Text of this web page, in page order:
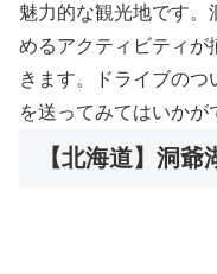
魅力的な観光地です。
めるアクティビティが
きます。ドライブのつ
を送ってみてはいかが
【北海道】洞爺